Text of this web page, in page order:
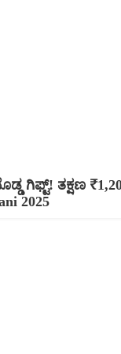
ಗಿಫ್ಟ್! ತಕ್ಷಣ
2025